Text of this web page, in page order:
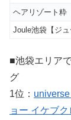
ヘアリゾート
Joule池袋【ジュ
■池袋エリア
グ
1位：
ョー イケブク